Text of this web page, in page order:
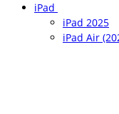
iPad
iPad 2025
iPad Air